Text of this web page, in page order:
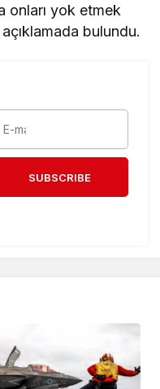
onları yok etmek
bulundu.
SUBSCRIBE